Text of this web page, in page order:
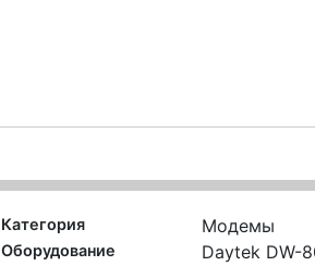
Категория Модемы
Оборудование Daytek DW-